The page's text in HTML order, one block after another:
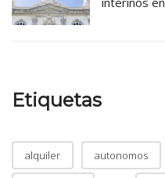
Etiquetas
alquiler autonomos